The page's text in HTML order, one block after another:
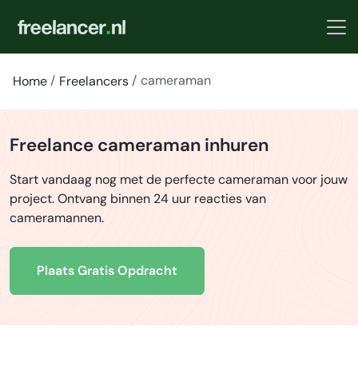
Home Freelancers cameraman
Freelance cameraman inhuren
Start vandaag nog met de perfecte cameraman voor jouw
project. Ontvang binnen 24 uur reacties van
cameramannen.
Plaats Gratis Opdracht